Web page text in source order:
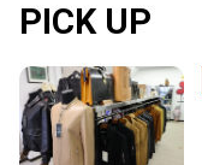
PICK UP